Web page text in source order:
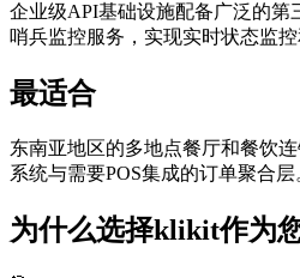
企业级API基础设施配备广泛的第
哨兵监控服务，实现实时状态监
最适合
东南亚地区的多地点餐厅和餐饮
系统与需要POS集成的订单聚合层
为什么选择klikit作为